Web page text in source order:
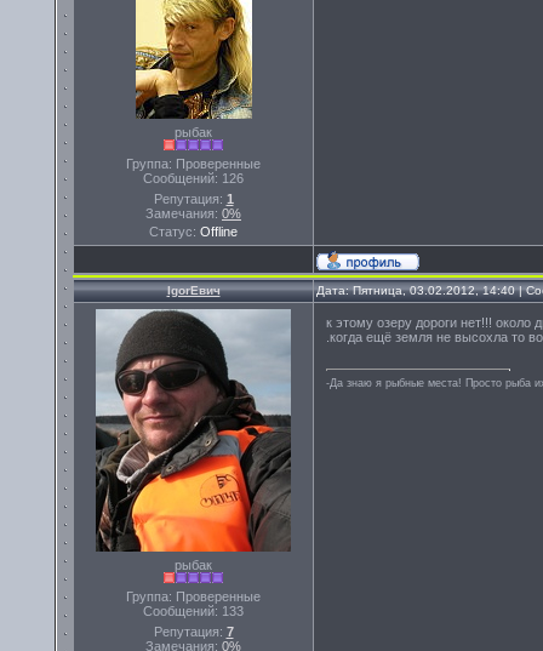
рыбак
Группа: Проверенные
Сообщений: 126
Репутация: 1
Замечания: 0%
Статус: Offline
IgorЕвич Дата: Пятница, 03.02.2012, 14:40 |
рыбак
Группа: Проверенные
Сообщений: 133
Репутация: 7
Замечания: 0%
к этому озеру дороги нет!!! около
.когда ещё земля не высохла то
-Да знаю я рыбные места! Просто рыба